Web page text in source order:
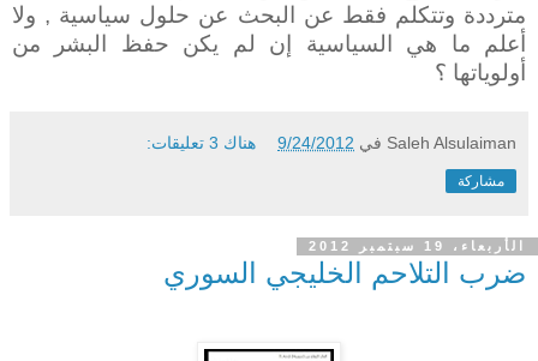
مترددة وتتكلم فقط عن البحث عن حلول سياسية , ولا
أعلم ما هي السياسية إن لم يكن حفظ البشر من
أولوياتها ؟
Saleh Alsulaiman في 9/24/2012 هناك 3 تعليقات:
مشاركة
الأربعاء، 19 سبتمبر 2012
ضرب التلاحم الخليجي السوري